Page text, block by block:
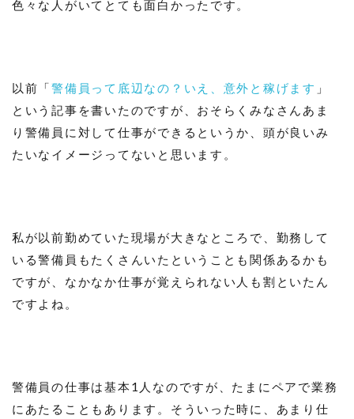
色々な人がいてとても面白かったです。
以前「警備員って底辺なの？いえ、意外と稼げます 」
という記事を書いたのですが、おそらくみなさんあま
り警備員に対して仕事ができるというか、頭が良いみ
たいなイメージってないと思います。
私が以前勤めていた現場が大きなところで、勤務して
いる警備員もたくさんいたということも関係あるかも
ですが、なかなか仕事が覚えられない人も割といたん
ですよね。
警備員の仕事は基本1人なのですが、たまにペアで業務
にあたることもあります。そういった時に、あまり仕